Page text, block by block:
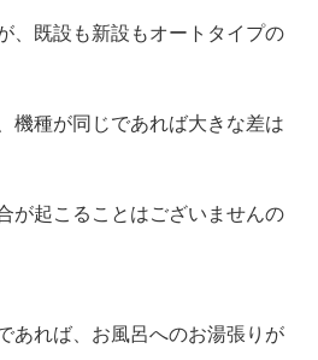
、既設も新設もオートタイプの
機種が同じであれば大きな差は
が起こることはございませんの
あれば、お風呂へのお湯張りが